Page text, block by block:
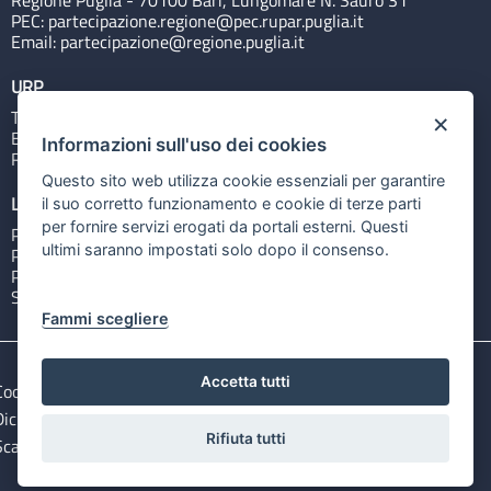
PEC: partecipazione.regione@pec.rupar.puglia.it
Email: partecipazione@regione.puglia.it
URP
Tel: 800713939
Email:quiregione@regione.puglia.it
Rubrica
Link utili
Portale Istituzionale
PO FESR Puglia 2014-2020
PSR Puglia 2014-2020
Sistema Puglia
e privacy
Note legali
di accessibilità
i file Open Data
×
Informazioni sull'uso dei cookies
Questo sito web utilizza cookie essenziali per garantire
il suo corretto funzionamento e cookie di terze parti
per fornire servizi erogati da portali esterni. Questi
ultimi saranno impostati solo dopo il consenso.
Fammi scegliere
Accetta tutti
Rifiuta tutti